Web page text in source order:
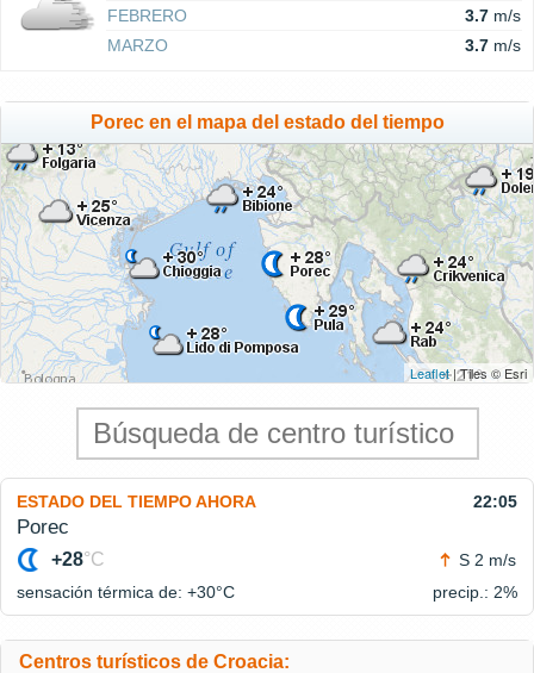
FEBRERO 3.7 m/s
MARZO
3.7 m/s
Porec en el mapa del estado del tiempo
Leaflet| Tiles © Esri
ESTADO DEL TIEMPO AHORA 22:05
Porec
+28°C
S 2 m/s
sensación térmica de: +30°C precip.: 2%
Centros turísticos de Croacia: